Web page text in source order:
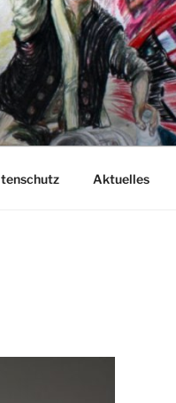
Aktuelles